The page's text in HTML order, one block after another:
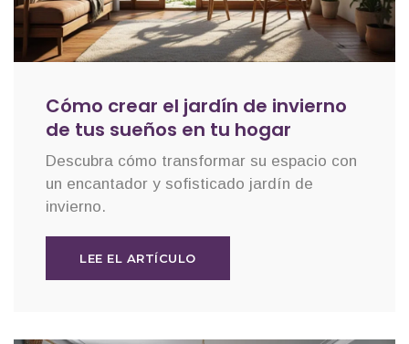
Cómo crear el jardín de invierno
de tus sueños en tu hogar
Descubra cómo transformar su espacio con
un encantador y sofisticado jardín de
invierno.
LEE EL ARTÍCULO